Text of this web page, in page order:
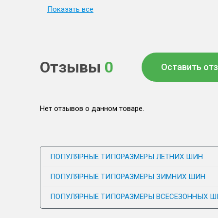
Показать все
Отзывы 0 Оставить
Нет отзывов о данном товаре.
ПОПУЛЯРНЫЕ ТИПОРАЗМЕРЫ ЛЕТНИХ ШИН
ПОПУЛЯРНЫЕ ТИПОРАЗМЕРЫ ЗИМНИХ ШИН
ПОПУЛЯРНЫЕ ТИПОРАЗМЕРЫ ВСЕСЕЗОННЫХ